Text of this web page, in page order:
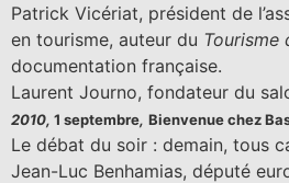
Patrick Vicériat, président de
en tourisme, auteur du Tourisme
documentation française.
Laurent Journo, fondateur du
2010, 1 septembre, Bienvenue chez
Le débat du soir : demain, tous
Jean-Luc Benhamias, député